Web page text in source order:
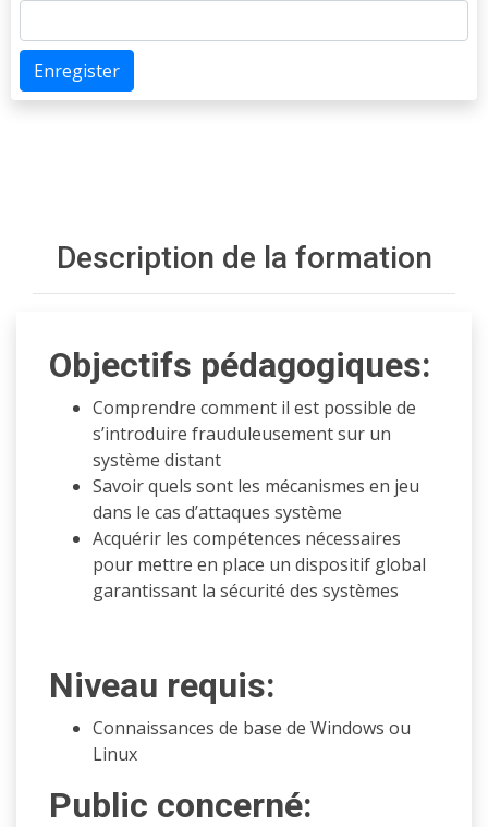
Enregister
Description de la formation
Objectifs pédagogiques:
Comprendre comment il est possible de
s’introduire frauduleusement sur un
système distant
Savoir quels sont les mécanismes en jeu
dans le cas d’attaques système
Acquérir les compétences nécessaires
pour mettre en place un dispositif global
garantissant la sécurité des systèmes
Niveau requis:
Connaissances de base de Windows ou
Linux
Public concerné: